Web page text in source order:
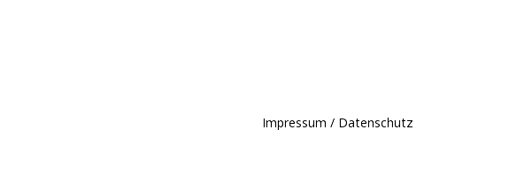
Impressum / Datenschutz